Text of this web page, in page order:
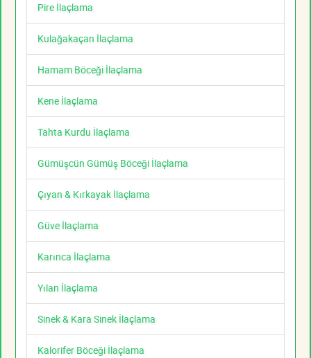
Pire İlaçlama
Kulağakaçan İlaçlama
Hamam Böceği İlaçlama
Kene İlaçlama
Tahta Kurdu İlaçlama
Gümüşcün Gümüş Böceği İlaçlama
Çıyan & Kırkayak İlaçlama
Güve İlaçlama
Karınca İlaçlama
Yılan İlaçlama
Sinek & Kara Sinek İlaçlama
Kalorifer Böceği İlaçlama